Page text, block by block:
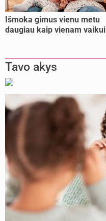
Išmoka gimus vienu metu
daugiau kaip vienam vaikui
Tavo akys